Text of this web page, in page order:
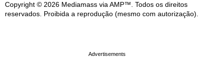
Copyright © 2026 Mediamass via AMP™. Todos os direitos
reservados. Proibida a reprodução (mesmo com autorização).